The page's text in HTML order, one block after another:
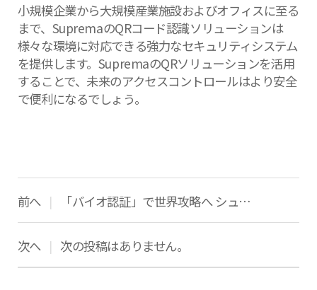
小規模企業から大規模産業施設およびオフィスに至る
まで、SupremaのQRコード認識ソリューションは
様々な環境に対応できる強力なセキュリティシステム
を提供します。SupremaのQRソリューションを活用
することで、未来のアクセスコントロールはより安全
で便利になるでしょう。
前へ | 「バイオ認証」で世界攻略へ シュプレマ「伸びしろ大きい」
次へ | 次の投稿はありません。